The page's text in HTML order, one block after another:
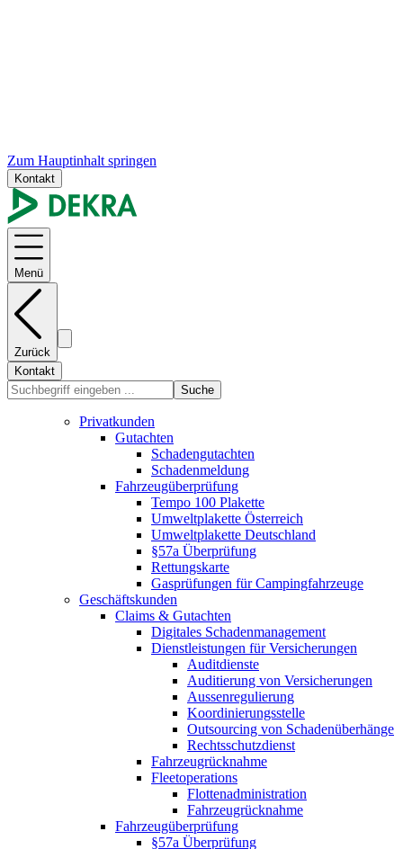
Zum Hauptinhalt springen
Kontakt
Menü
Zurück
Kontakt
Suche
Privatkunden
Gutachten
Schadengutachten
Schadenmeldung
Fahrzeugüberprüfung
Tempo 100 Plakette
Umweltplakette Österreich
Umweltplakette Deutschland
§57a Überprüfung
Rettungskarte
Gasprüfungen für Campingfahrzeuge
Geschäftskunden
Claims & Gutachten
Digitales Schadenmanagement
Dienstleistungen für Versicherungen
Auditdienste
Auditierung von Versicherungen
Aussenregulierung
Koordinierungsstelle
Outsourcing von Schadenüberhänge
Rechtsschutzdienst
Fahrzeugrücknahme
Fleetoperations
Flottenadministration
Fahrzeugrücknahme
Fahrzeugüberprüfung
§57a Überprüfung